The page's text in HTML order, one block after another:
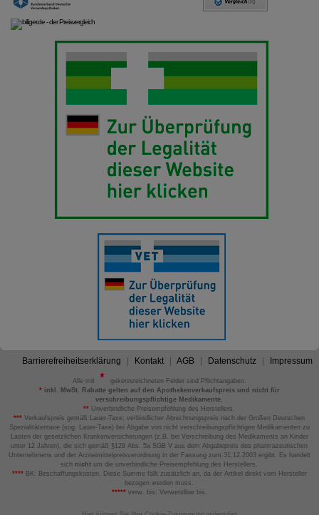
Barrierefreiheitserklärung Kontakt AGB Datenschutz Impressum
Alle mit
gekennzeichneten Felder sind Pflichtangaben.
*inkl. MwSt. Rabatte gelten auf den Apothekenverkaufspreis und nicht für
verschreibungspflichtige Medikamente.
** Unverbindliche Preisempfehlung des Herstellers.
*** Verkaufspreis gemäß Lauer-Taxe; verbindlicher Abrechnungspreis nach der Großen Deutschen
Spezialitätentaxe (sog. Lauer-Taxe) bei Abgabe von nicht verschreibungspflichtigen Medikamenten zu
Lasten der gesetzlichen Krankenversicherungen (z.B. bei Verschreibung des Medikaments an Kinder
unter 12 Jahren), die sich gemäß §129 Abs. 5a SGB V aus dem Abgabepreis des pharmazeutischen
Unternehmens und der Arzneimittelpreisverordnung in der Fassung zum 31.12.2003 ergibt. Es handelt
sich nicht um die unverbindliche Preisempfehlung des Herstellers.
****BK: Beschaffungskosten. Diese Summe fällt zusätzlich an, da der Artikel direkt vom Hersteller
bezogen werden muss.
*****verw. bis: Verwendbar bis.